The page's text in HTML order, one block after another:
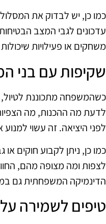
כמו כן, יש לבדוק את
עדכונים לגבי המצב
משחקים או פעילויות
שקיפות עם בני
כשהמשפחה מתכוננת
לדעת מה ההכנות, מה
לפני היציאה. זה עשוי למנוע
כמו כן, ניתן לקבוע חוקים
לצפות ומה מצופה מהם,
הדינמיקה המשפחתית גם
טיפים לשמירה